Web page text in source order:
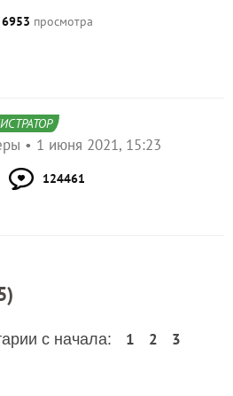
6953 просмотра
1 июня 2021, 15:23
124461
)
с начала: 1 2 3